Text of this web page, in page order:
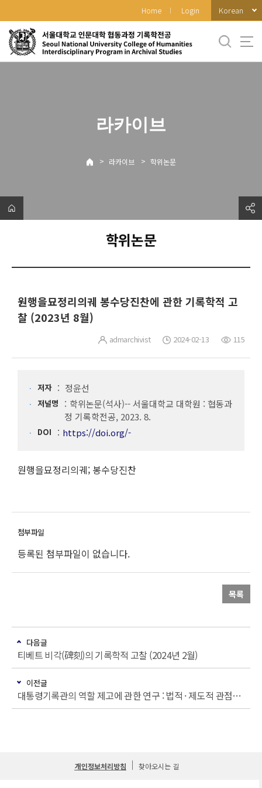
로
메
Home Login Korean
라카이브
> 라카이브 > 학위논문
학위논문
원행을묘정리의궤 봉수당진찬에 관한 기록학적 고
찰 (2023년 8월)
admarchivist 2024-02-13 115
저자 정윤선
저널명
학위논문(석사)-- 서울대학교 대학원 : 협동과
정 기록학전공, 2023. 8.
DOI https://doi.org/-
원행을묘정리의궤; 봉수당진찬
등록된 첨부파일이 없습니다.
목록
다음글
티베트 비각(碑刻)의 기록학적 고찰 (2024년 2월)
이전글
대통령기록관의 역할 제고에 관한 연구 : 법적 · 제도적 관점에서 (2023년 8월)
개인정보처리방침 찾아오시는 길